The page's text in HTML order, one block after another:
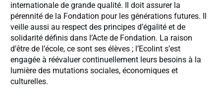
internationale de grande qualité. Il doit assurer la
pérennité de la Fondation pour les générations futures. Il
veille aussi au respect des principes d’égalité et de
solidarité définis dans l’Acte de Fondation. La raison
d’être de l’école, ce sont ses élèves ; l’Ecolint s’est
engagée à réévaluer continuellement leurs besoins à la
lumière des mutations sociales, économiques et
culturelles.